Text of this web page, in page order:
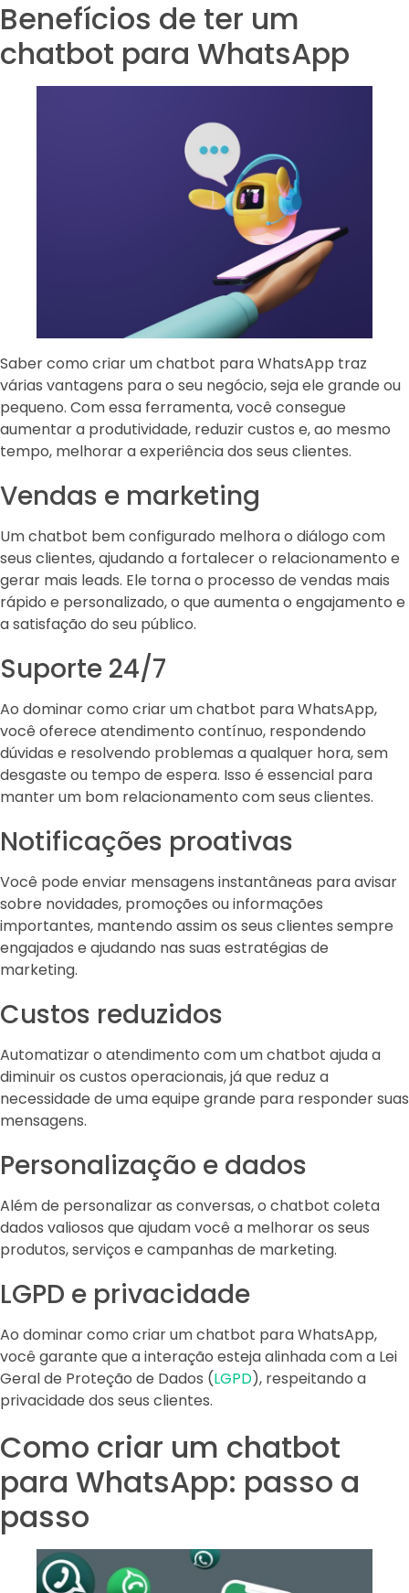
Benefícios de ter um
chatbot para WhatsApp
Saber como criar um chatbot para WhatsApp traz
várias vantagens para o seu negócio, seja ele grande ou
pequeno. Com essa ferramenta, você consegue
aumentar a produtividade, reduzir custos e, ao mesmo
tempo, melhorar a experiência dos seus clientes.
Vendas e marketing
Um chatbot bem configurado melhora o diálogo com
seus clientes, ajudando a fortalecer o relacionamento e
gerar mais leads. Ele torna o processo de vendas mais
rápido e personalizado, o que aumenta o engajamento e
a satisfação do seu público.
Suporte 24/7
Ao dominar como criar um chatbot para WhatsApp,
você oferece atendimento contínuo, respondendo
dúvidas e resolvendo problemas a qualquer hora, sem
desgaste ou tempo de espera. Isso é essencial para
manter um bom relacionamento com seus clientes.
Notificações proativas
Você pode enviar mensagens instantâneas para avisar
sobre novidades, promoções ou informações
importantes, mantendo assim os seus clientes sempre
engajados e ajudando nas suas estratégias de
marketing.
Custos reduzidos
Automatizar o atendimento com um chatbot ajuda a
diminuir os custos operacionais, já que reduz a
necessidade de uma equipe grande para responder suas
mensagens.
Personalização e dados
Além de personalizar as conversas, o chatbot coleta
dados valiosos que ajudam você a melhorar os seus
produtos, serviços e campanhas de marketing.
LGPD e privacidade
Ao dominar como criar um chatbot para WhatsApp,
você garante que a interação esteja alinhada com a Lei
Geral de Proteção de Dados (LGPD), respeitando a
privacidade dos seus clientes.
Como criar um chatbot
para WhatsApp: passo a
passo